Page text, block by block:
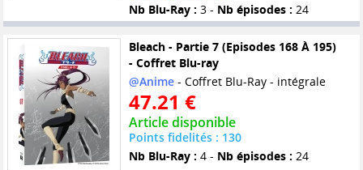
Nb Blu-Ray : 3 - Nb épisodes : 24
Bleach - Partie 7 (Episodes 168 À 195)
- Coffret Blu-ray
@Anime- Coffret Blu-Ray - intégrale
47.21 €
Article disponible
Points fidelités : 130
Nb Blu-Ray : 4 - Nb épisodes : 24